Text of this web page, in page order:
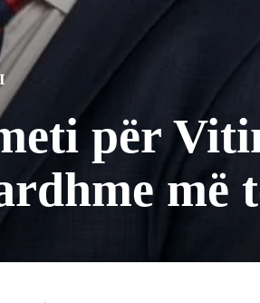
për
më